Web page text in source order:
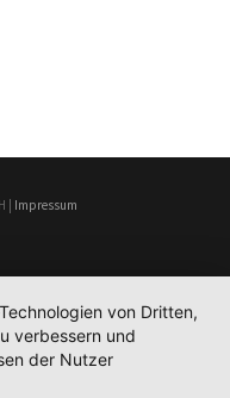
| Impressum
von Dritten,
verbessern und
der Nutzer